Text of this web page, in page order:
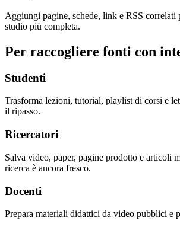
Aggiungi pagine, schede, link e RSS correlati
studio più completa.
Per raccogliere fonti con
Studenti
Trasforma lezioni, tutorial, playlist di corsi e
il ripasso.
Ricercatori
Salva video, paper, pagine prodotto e articoli
ricerca è ancora fresco.
Docenti
Prepara materiali didattici da video pubblici e